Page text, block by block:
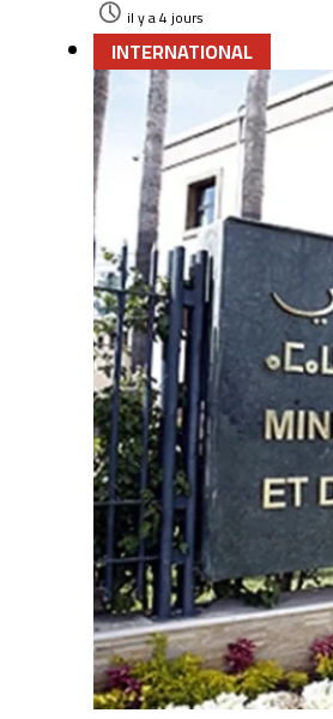
il y a 4 jours
INTERNATIONAL